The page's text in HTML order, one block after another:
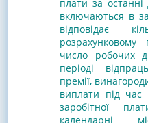
плати за останні
включаються в
відповідає
розрахунковому
число робочих
періоді
премії,
виплати під час
заробітної
календарні